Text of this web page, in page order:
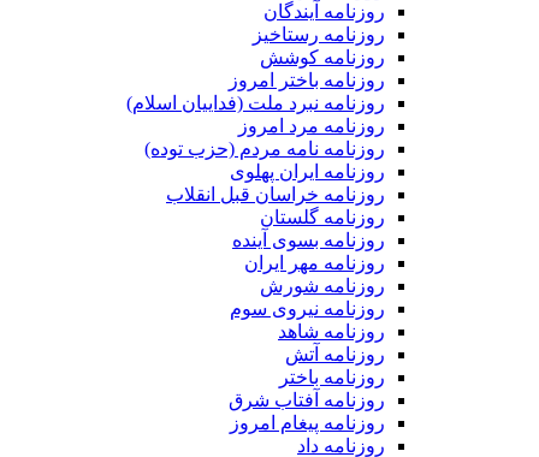
روزنامه آیندگان
روزنامه رستاخیز
روزنامه کوشش
روزنامه باختر امروز
روزنامه نبرد ملت (فداییان اسلام)
روزنامه مرد امروز
روزنامه نامه مردم (حزب توده)
روزنامه ایران پهلوی
روزنامه خراسان قبل انقلاب
روزنامه گلستان
روزنامه بسوی آینده
روزنامه مهر ایران
روزنامه شورش
روزنامه نیروی سوم
روزنامه شاهد
روزنامه آتش
روزنامه باختر
روزنامه آفتاب شرق
روزنامه پیغام امروز
روزنامه داد